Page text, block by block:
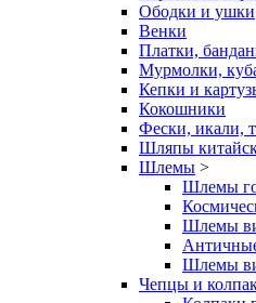
Ободки и ушки
Венки
Платки,
Мурмолки,
Кепки и
Кокошники
Фески, икали,
Шляпы
Шлемы >
Шлемы
Шлемы
Шлемы
Чепцы и